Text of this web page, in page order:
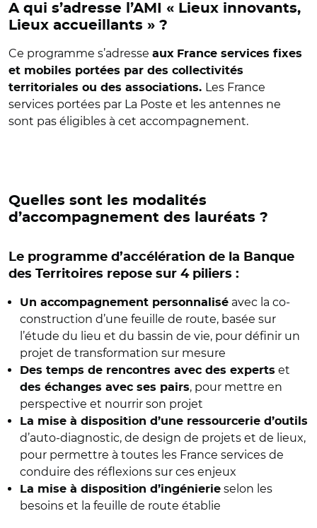
A qui s’adresse l’AMI « Lieux innovants,
Lieux accueillants » ?
Ce programme s’adresse aux France services fixes
et mobiles portées par des collectivités
territoriales ou des associations. Les France
services portées par La Poste et les antennes ne
sont pas éligibles à cet accompagnement.
Quelles sont les modalités
d’accompagnement des lauréats ?
Le programme d’accélération de la Banque
des Territoires repose sur 4 piliers :
Un accompagnement personnalisé avec la co-
construction d’une feuille de route, basée sur
l’étude du lieu et du bassin de vie, pour définir un
projet de transformation sur mesure
Des temps de rencontres avec des experts et
des échanges avec ses pairs, pour mettre en
perspective et nourrir son projet
La mise à disposition d’une ressourcerie d’outils
d’auto-diagnostic, de design de projets et de lieux,
pour permettre à toutes les France services de
conduire des réflexions sur ces enjeux
La mise à disposition d’ingénierie selon les
besoins et la feuille de route établie